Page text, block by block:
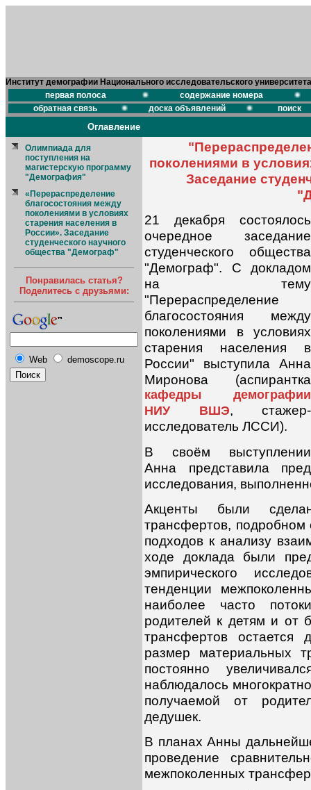
Институт демографии Национального исследовательского
первая полоса
содержание номера
обратная связь
доска объявлений поиск
Оглавление
Олимпиада для
поступления на
магистерскую программу
"Демография"
«Перераспределение
благосостояния между
поколениями в условиях
старения населения в
России». Заседание
студенческого научного
общества "Демограф"
Понравилась статья?
Поделитесь с друзьями:
Web demoscope.ru
поколениями в
Заседание
21 декабря состоялось
очередное заседание
студенческого общества
"Демограф". С докладом
на тему
"Перераспределение
благосостояния между
поколениями в условиях
старения населения в
России" выступила Анна
Миронова (аспирантка
кафедры демографии
НИУ ВШЭ, стажер-
исследователь ЛССИ).
В своём выступлении
Анна представила
исследования,
Акценты были
трансфертов, подробном
подходов к анализу
ходе доклада были
эмпирического
тенденции
наиболее часто
родителей к детям и от
трансфертов остается
размер материальных
постоянно
наблюдалось
получаемой от
дедушек.
В планах Анны
проведение
межпоколенных